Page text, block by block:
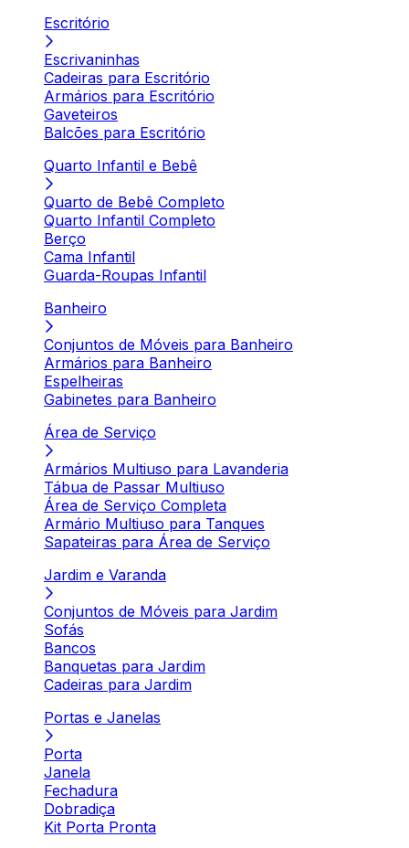
Escritório
Escrivaninhas
Cadeiras para Escritório
Armários para Escritório
Gaveteiros
Balcões para Escritório
Quarto Infantil e Bebê
Quarto de Bebê Completo
Quarto Infantil Completo
Berço
Cama Infantil
Guarda-Roupas Infantil
Banheiro
Conjuntos de Móveis para Banheiro
Armários para Banheiro
Espelheiras
Gabinetes para Banheiro
Área de Serviço
Armários Multiuso para Lavanderia
Tábua de Passar Multiuso
Área de Serviço Completa
Armário Multiuso para Tanques
Sapateiras para Área de Serviço
Jardim e Varanda
Conjuntos de Móveis para Jardim
Sofás
Bancos
Banquetas para Jardim
Cadeiras para Jardim
Portas e Janelas
Porta
Janela
Fechadura
Dobradiça
Kit Porta Pronta